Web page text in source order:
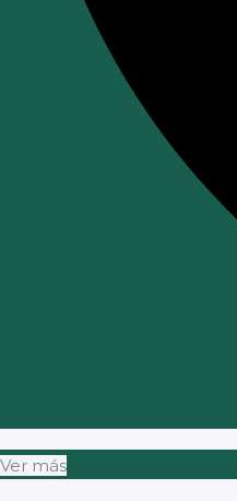
Ver más